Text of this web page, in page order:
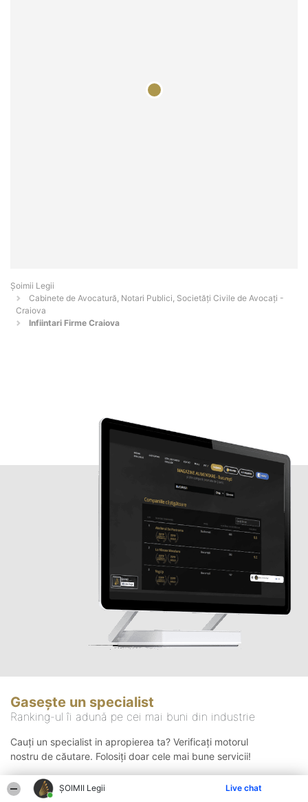
ȘOIMII Legii Live chat
Șoimii Legii
Cabinete de Avocatură, Notari Publici, Societăți Civile de Avocați -
Craiova
Infiintari Firme Craiova
Gasește un specialist
Ranking-ul îi adună pe cei mai buni din industrie
Cauți un specialist in apropierea ta? Verificați motorul
nostru de căutare. Folosiți doar cele mai bune servicii!